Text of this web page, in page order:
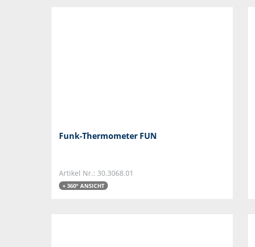
Funk-Thermometer FUN
Artikel Nr.: 30.3068.01
+ 360° ANSICHT